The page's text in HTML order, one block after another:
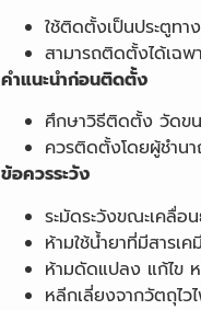
ใช้ติดตั้งเป็นประตูทา
สามารถติดตั้งได้เฉพ
คำแนะนำก่อนติดตั้ง
ศึกษาวิธีติดตั้ง วัดข
ควรติดตั้งโดยผู้ชำน
ข้อควรระวัง
ระมัดระวังขณะเคลื่อ
ห้ามใช้น้ำยาที่มีสารเ
ห้ามดัดแปลง แก้ไข
หลีกเลี่ยงจากวัตถุไว